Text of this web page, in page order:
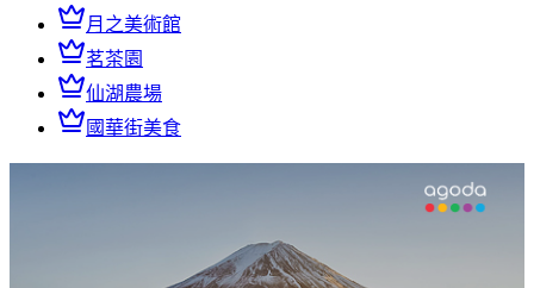
月之美術館
茗茶園
仙湖農場
國華街美食